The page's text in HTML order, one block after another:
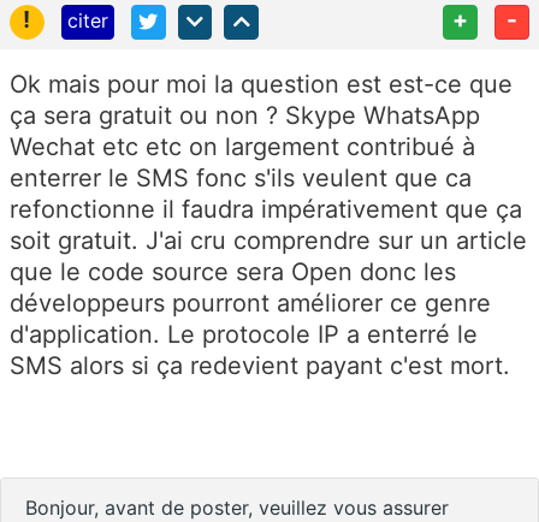
!
citer + -
Ok mais pour moi la question est est-ce que
ça sera gratuit ou non ? Skype WhatsApp
Wechat etc etc on largement contribué à
enterrer le SMS fonc s'ils veulent que ca
refonctionne il faudra impérativement que ça
soit gratuit. J'ai cru comprendre sur un article
que le code source sera Open donc les
développeurs pourront améliorer ce genre
d'application. Le protocole IP a enterré le
SMS alors si ça redevient payant c'est mort.
Bonjour, avant de poster, veuillez vous assurer